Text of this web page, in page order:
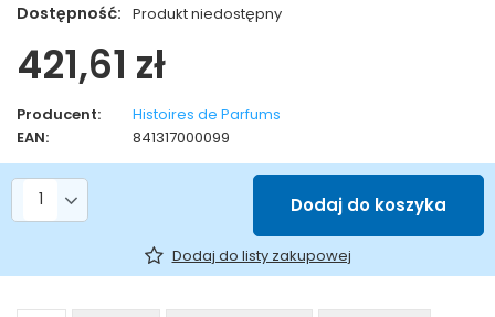
Dostępność: Produkt niedostępny
421,61 zł
Producent:
Histoires de Parfums
EAN:
841317000099
Liczba produktów
Dodaj do koszyka
Dodaj do listy zakupowej